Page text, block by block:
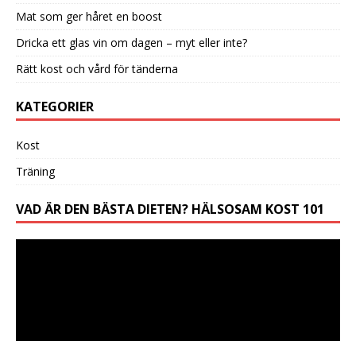
Mat som ger håret en boost
Dricka ett glas vin om dagen – myt eller inte?
Rätt kost och vård för tänderna
KATEGORIER
Kost
Träning
VAD ÄR DEN BÄSTA DIETEN? HÄLSOSAM KOST 101